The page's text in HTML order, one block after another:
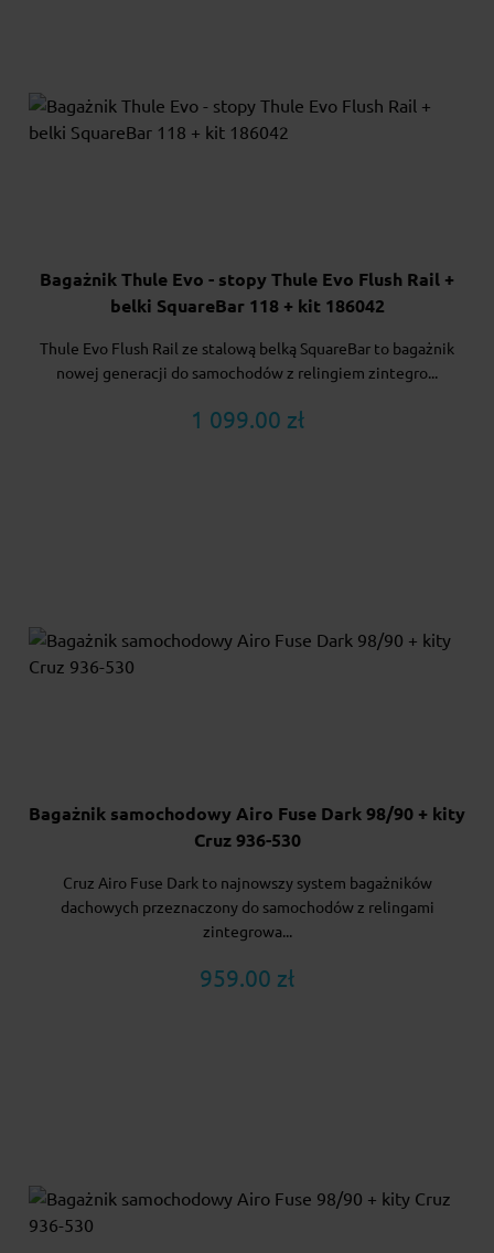
Bagażnik Thule Evo - stopy Thule Evo Flush Rail +
belki SquareBar 118 + kit 186042
Thule Evo Flush Rail ze stalową belką SquareBar to bagażnik
nowej generacji do samochodów z relingiem zintegro...
1 099.00 zł
Bagażnik samochodowy Airo Fuse Dark 98/90 + kity
Cruz 936-530
Cruz Airo Fuse Dark to najnowszy system bagażników
dachowych przeznaczony do samochodów z relingami
zintegrowa...
959.00 zł